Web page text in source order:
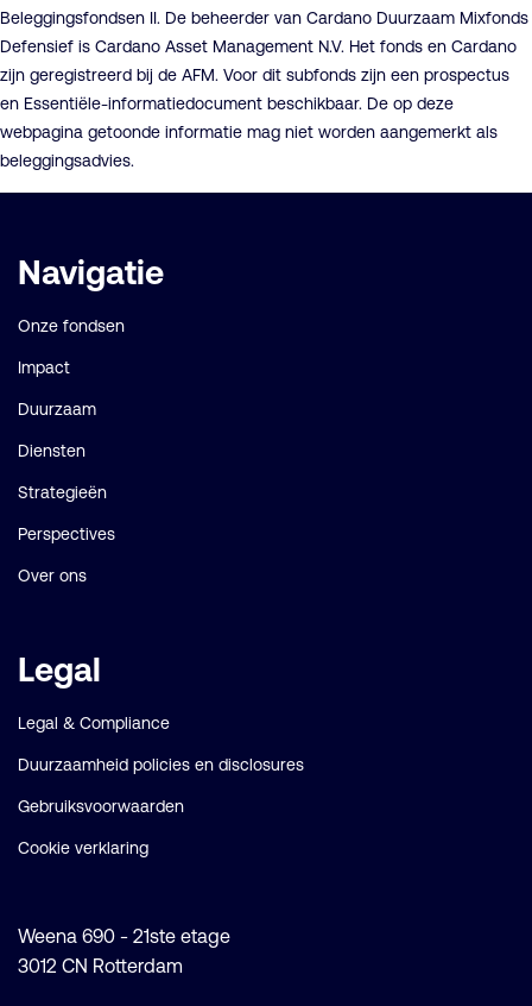
Beleggingsfondsen II. De beheerder van Cardano Duurzaam Mixfonds
Defensief is Cardano Asset Management N.V. Het fonds en Cardano
zijn geregistreerd bij de AFM. Voor dit subfonds zijn een prospectus
en Essentiële-informatiedocument beschikbaar. De op deze
webpagina getoonde informatie mag niet worden aangemerkt als
beleggingsadvies.
Belangrijke
links
Navigatie
Onze fondsen
Impact
Duurzaam
Diensten
Strategieën
Perspectives
Over ons
Legal
Legal & Compliance
Duurzaamheid policies en disclosures
Gebruiksvoorwaarden
Cookie verklaring
Weena 690 - 21ste etage
3012 CN Rotterdam